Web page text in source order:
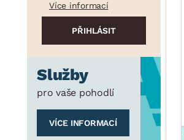
Více informací
Služby
pro vaše pohodlí
VÍCE INFORMACÍ